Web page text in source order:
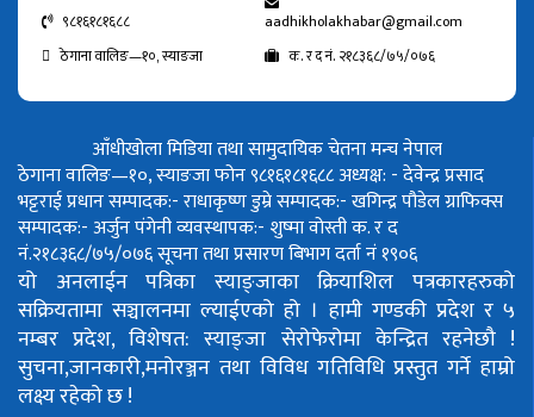
९८१६१८१६८८
aadhikholakhabar@gmail.com
ठेगाना वालिङ—१०, स्याङजा
क. र द नं. २१८३६८/७५/०७६
आँधीखोला मिडिया तथा सामुदायिक चेतना मन्च नेपाल
ठेगाना वालिङ—१०, स्याङजा फोन ९८१६१८१६८८अध्यक्ष: - देवेन्द्र प्रसाद
भट्टराईप्रधान सम्पादक:- राधाकृष्ण डुम्रेसम्पादक:- खगिन्द्र पौडेलग्राफिक्स
सम्पादक:- अर्जुन पंगेनीव्यवस्थापक:- शुष्मा वोस्तीक. र द
नं.२१८३६८/७५/०७६सूचना तथा प्रसारण बिभाग दर्ता नं १९०६
यो अनलाईन पत्रिका स्याङ्जाका क्रियाशिल पत्रकारहरुको
सक्रियतामा सञ्चालनमा ल्याईएको हो । हामी गण्डकी प्रदेश र ५
नम्बर प्रदेश, विशेषत: स्याङ्जा सेरोफेरोमा केन्द्रित रहनेछौ !
सुचना,जानकारी,मनोरञ्जन तथा विविध गतिविधि प्रस्तुत गर्ने हाम्रो
लक्ष्य रहेको छ !